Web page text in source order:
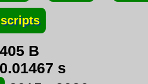
B
0.01467 s